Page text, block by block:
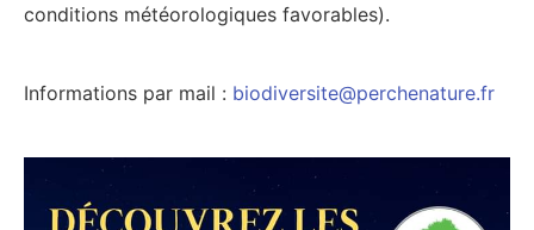
conditions météorologiques favorables).
Informations par mail : biodiversite@perchenature.fr